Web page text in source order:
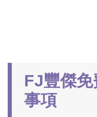
FJ豐傑
事項